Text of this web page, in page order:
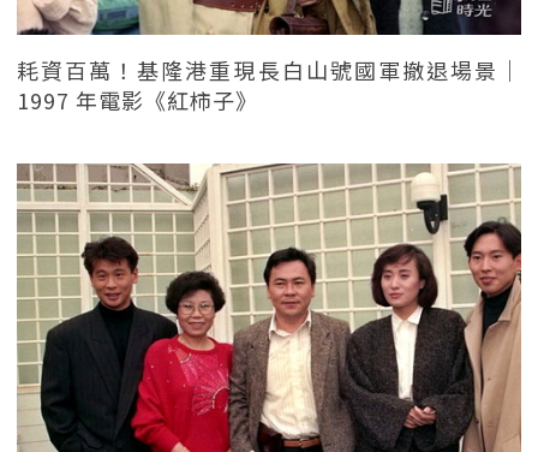
耗資百萬！基隆港重現長白山號國軍撤退場景｜
1997 年電影《紅柿子》